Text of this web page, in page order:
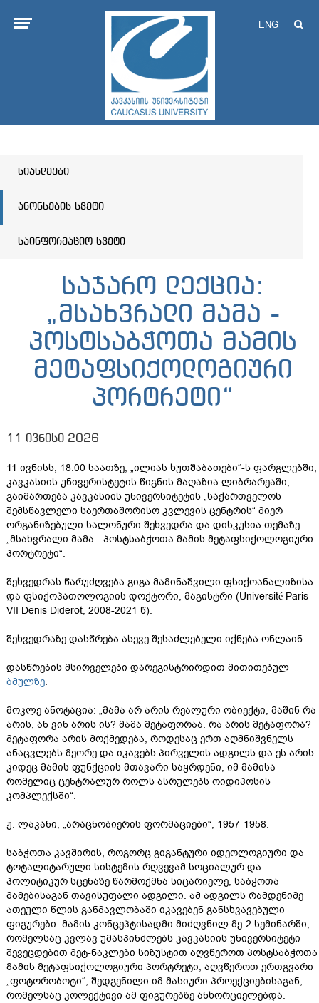
ENG
სიახლეები
ანონსების სვეტი
საინფორმაციო სვეტი
საჯარო ლექცია:
„მსახვრალი მამა -
პოსტსაბჭოთა მამის
მეტაფსიქოლოგიური
პორტრეტი“
11 ივნისი 2026
11 ივნისს, 18:00 საათზე, „ილიას ხუთშაბათები“-ს ფარგლებში,
კავკასიის უნივერისტეტის წიგნის მაღაზია ლიბრარეაში,
გაიმართება კავკასიის უნივერსიტეტის „საქართველოს
შემსწავლელი საერთაშორისო კვლევის ცენტრის“ მიერ
ორგანიზებული სალონური შეხვედრა და დისკუსია თემაზე:
„მსახვრალი მამა - პოსტსაბჭოთა მამის მეტაფსიქოლოგიური
პორტრეტი“.
შეხვედრას წარუძღვება გიგა მამინაშვილი ფსიქოანალიზისა
და ფსიქოპათოლოგიის დოქტორი, მაგისტრი (Université Paris
VII Denis Diderot, 2008-2021 წ).
შეხვედრაზე დასწრება ასევე შესაძლებელი იქნება ონლაინ.
დასწრების მსირველები დარეგისტრირდით მითითებულ
ბმულზე.
მოკლე ანოტაცია: „მამა არ არის რეალური ობიექტი, მაშინ რა
არის, ან ვინ არის ის? მამა მეტაფორაა. რა არის მეტაფორა?
მეტაფორა არის მოქმედება, როდესაც ერთ აღმნიშვნელს
ანაცვლებს მეორე და იკავებს პირველის ადგილს და ეს არის
კიდეც მამის ფუნქციის მთავარი საყრდენი, იმ მამისა
რომელიც ცენტრალურ როლს ასრულებს ოიდიპოსის
კომპლექსში“.
ჟ. ლაკანი, „არაცნობიერის ფორმაციები“, 1957-1958.
საბჭოთა კავშირის, როგორც გიგანტური იდეოლოგიური და
ტოტალიტარული სისტემის რღვევამ სოციალურ და
პოლიტიკურ სცენაზე წარმოქმნა სიცარიელე, საბჭოთა
მამებისაგან თავისუფალი ადგილი. ამ ადგილს რამდენიმე
ათეული წლის განმავლობაში იკავებენ განსხვავებული
ფიგურები. მამის კონცეპტისადმი მიძღვნილ მე-2 სემინარში,
რომელსაც კვლავ უმასპინძლებს კავკასიის უნივერსიტეტი
შევეცდებით მეტ-ნაკლები სიზუსტით აღვწეროთ პოსტსაბჭოთა
მამის მეტაფსიქოლოგიური პორტრეტი, აღვწეროთ ერთგვარი
„ფოტორობოტი“, შედგენილი იმ მასიური პროექციებისაგან,
რომელსაც კოლექტივი ამ ფიგურებზე ანხორციელებდა.